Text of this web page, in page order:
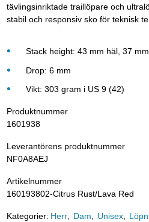
tävlingsinriktade traillöpare och
stabil och responsiv sko för teknisk
Stack height: 43 mm häl, 37
Drop: 6 mm
Vikt: 303 gram i US 9 (42)
Produktnummer
1601938
Leverantörens produktnummer
NF0A8AEJ
Artikelnummer
160193802-Citrus Rust/Lava Red
Kategorier: Herr Dam Unisex